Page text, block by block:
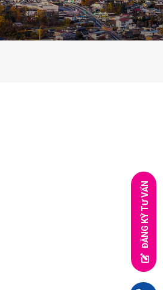
ĐĂNG KÝ TƯ VẤN